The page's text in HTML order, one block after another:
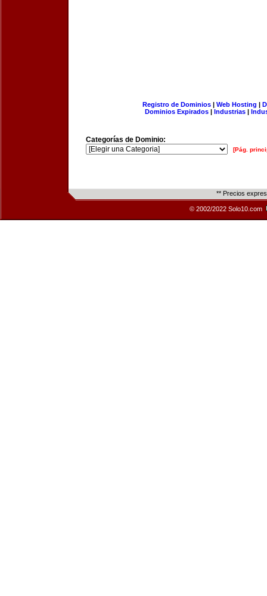
Registro de Dominios| Web Hosting |
Dominios Expirados | Industrias |
Categorías de Dominio:
[Pág.
** Precios
© 2002/2022 Solo10.com